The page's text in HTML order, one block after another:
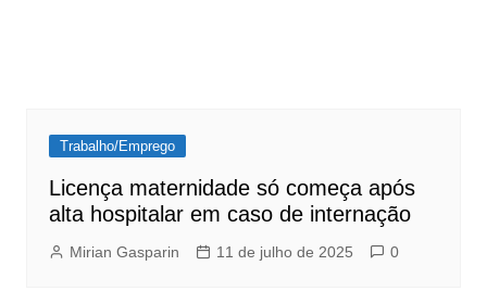
Trabalho/Emprego
Licença maternidade só começa após
alta hospitalar em caso de internação
Mirian Gasparin 11 de julho de 2025 0